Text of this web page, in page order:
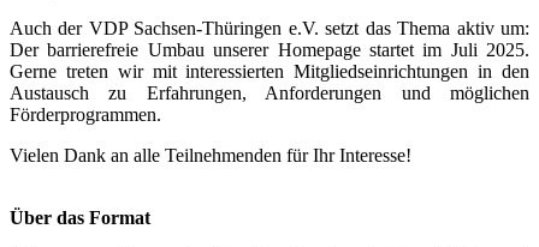
Auch der VDP Sachsen-Thüringen e.V. setzt das Thema aktiv um:
Der barrierefreie Umbau unserer Homepage startet im Juli 2025.
Gerne treten wir mit interessierten Mitgliedseinrichtungen in den
Austausch zu Erfahrungen, Anforderungen und möglichen
Förderprogrammen.
Vielen Dank an alle Teilnehmenden für Ihr Interesse!
Über das Format